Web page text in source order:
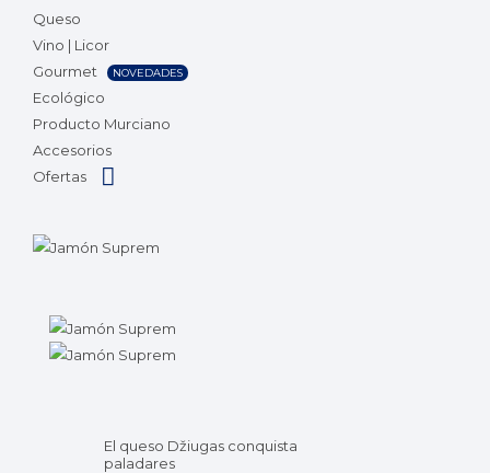
Queso
Vino | Licor
Gourmet
NOVEDADES
Ecológico
Producto Murciano
Accesorios
Ofertas
El queso Džiugas conquista
paladares